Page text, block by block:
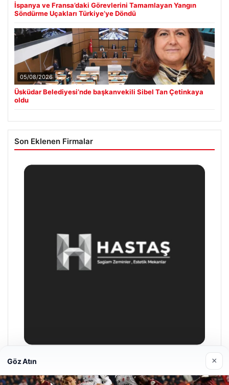
İspanya ve Fransa’daki Görevlerini Tamamlayan Yangın
Söndürme Uçakları Türkiye’ye Döndü
05/08/2026
Üsküdar Belediyesi’nde başkanvekili Sibel Tan Çetinkaya
oldu
Son Eklenen Firmalar
Enes Kaplan Avukatlık Bürosu
28/04/2026
Göz Atın ×